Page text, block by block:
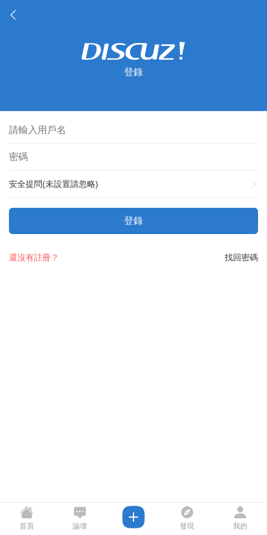
登錄
安全提問(未設置請忽略)
登錄
找回密碼
還沒有註冊？
首頁 論壇 發現 我的